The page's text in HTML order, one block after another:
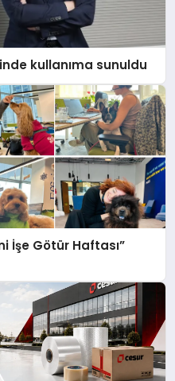
kullanıma sunuldu
İşe Götür Haftası”